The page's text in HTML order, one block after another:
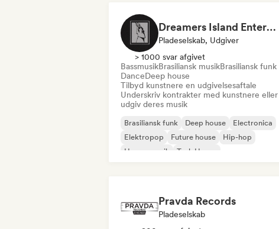
Dreamers Island Entertainment
Pladeselskab, Udgiver
> 1000 svar afgivet
BassmusikBrasiliansk musikBrasiliansk funk
DanceDeep house
Tilbyd kunstnere en udgivelsesaftale
Underskriv kontrakter med kunstnere eller
udgiv deres musik
Brasiliansk funk Deep house
Electronica
Elektropop
Future house
Hip-hop
House-musik
Tech House
Pravda Records
Pladeselskab